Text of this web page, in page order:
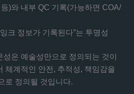
)와 내부 QC 기록(가능하면 COA/
크 정보가 기록된다”는 투명성
은 예술성만으로 정의되는 것이
체계적인 안전, 추적성, 책임감을
로 정의될 것입니다.